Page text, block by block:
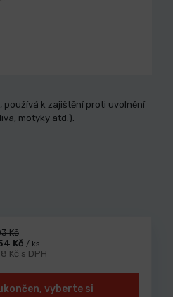
používá k zajištění proti uvolnění
motyky atd.).
Kč
Kč / ks
Kč s DPH
vyberte si